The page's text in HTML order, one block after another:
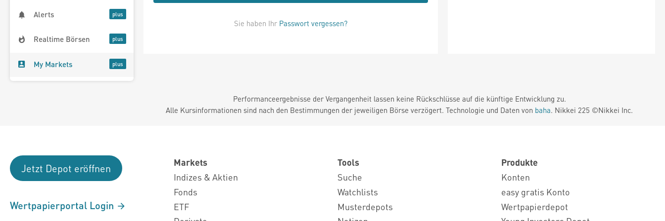
Alerts
Realtime Börsen
My Markets
Sie haben Ihr Passwort vergessen?
Performanceergebnisse der Vergangenheit lassen keine Rückschlüsse auf die künftige Entwicklung zu.
Alle Kursinformationen sind nach den Bestimmungen der jeweiligen Börse verzögert. Technologie und Daten von baha. Nikkei 225 ©Nikkei Inc.
Jetzt Depot eröffnen
Wertpapierportal Login
Markets
Indizes & Aktien
Fonds
ETF
Tools
Suche
Watchlists
Musterdepots
Produkte
Konten
easy gratis Konto
Wertpapierdepot